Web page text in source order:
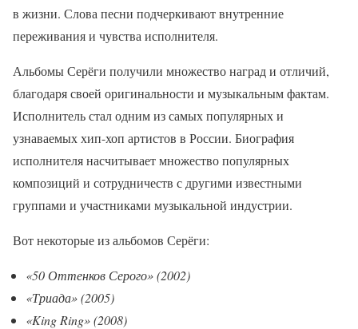
в жизни. Слова песни подчеркивают внутренние
переживания и чувства исполнителя.
Альбомы Серёги получили множество наград и отличий,
благодаря своей оригинальности и музыкальным фактам.
Исполнитель стал одним из самых популярных и
узнаваемых хип-хоп артистов в России. Биография
исполнителя насчитывает множество популярных
композиций и сотрудничеств с другими известными
группами и участниками музыкальной индустрии.
Вот некоторые из альбомов Серёги:
«50 Оттенков Серого» (2002)
«Триада» (2005)
«King Ring» (2008)